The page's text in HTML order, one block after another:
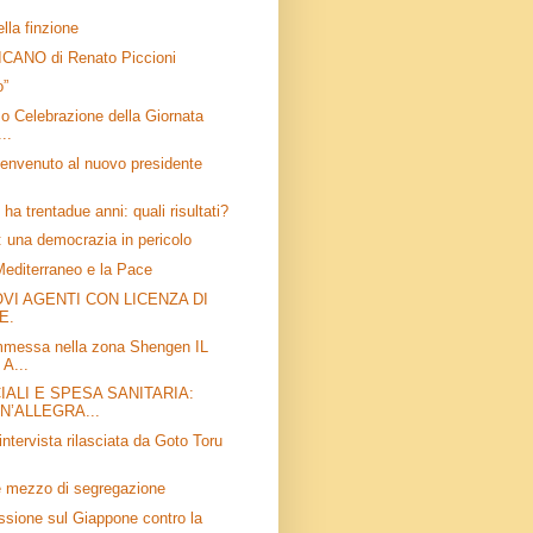
finzione
di Renato Piccioni
Celebrazione della Giornata
al nuovo presidente
ha trentadue anni: quali risultati?
una democrazia in pericolo
e la Pace
AGENTI CON LICENZA DI
nella zona Shengen IL
E SPESA SANITARIA:
rilasciata da Goto Toru
mezzo di segregazione
sul Giappone contro la